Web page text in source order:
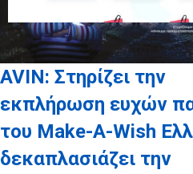
AVIN: Στηρίζει την
εκπλήρωση ευχών
του Make-A-Wish
δεκαπλασιάζει την